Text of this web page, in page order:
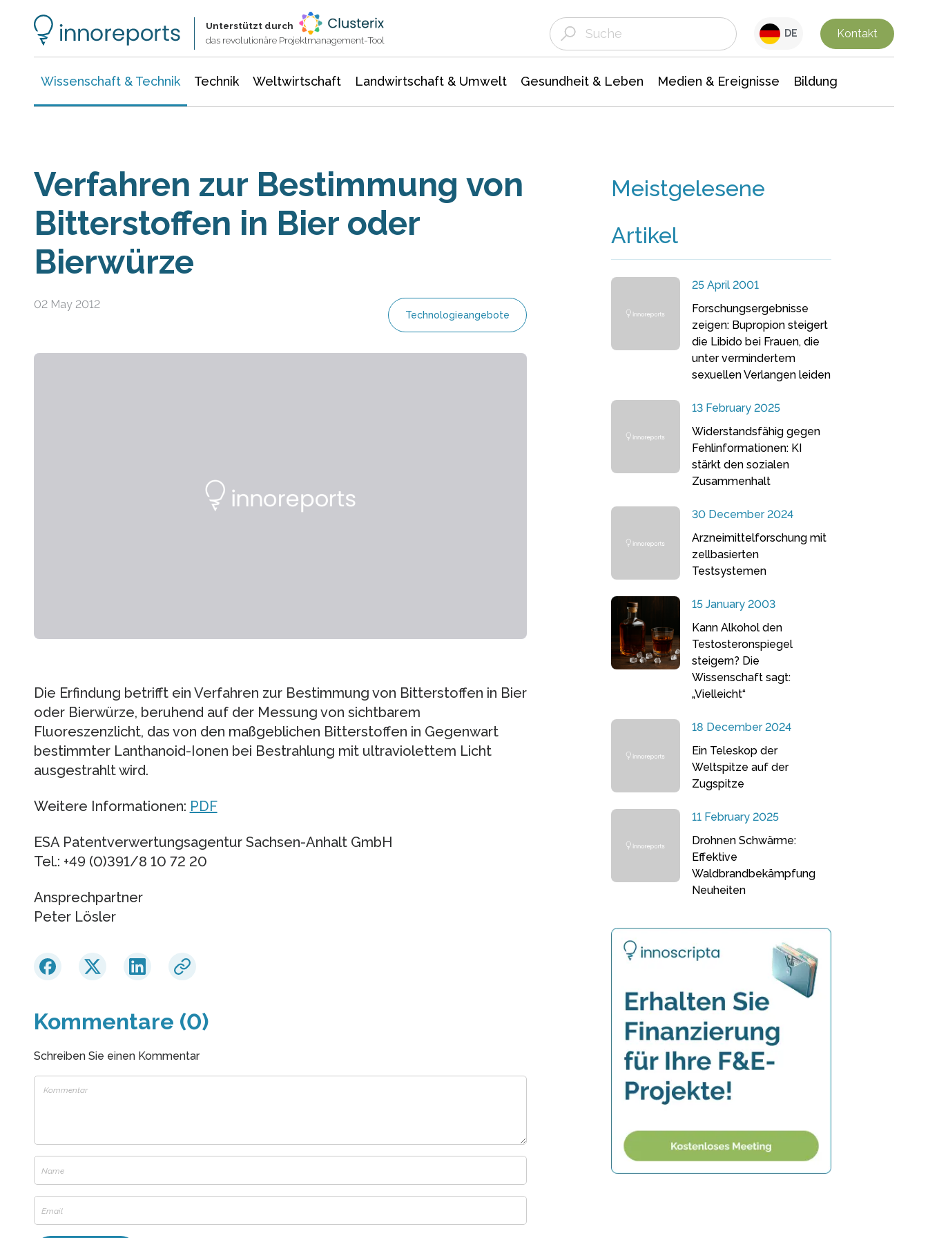
Unterstützt durch
das revolutionäre Projektmanagement-Tool
DE Kontakt
Wissenschaft & Technik Technik Weltwirtschaft Landwirtschaft & Umwelt Gesundheit & Leben Medien & Ereignisse Bildung
Verfahren zur Bestimmung von
Bitterstoffen in Bier oder
Bierwürze
02 May 2012
Technologieangebote
Die Erfindung betrifft ein Verfahren zur Bestimmung von Bitterstoffen in Bier
oder Bierwürze, beruhend auf der Messung von sichtbarem
Fluoreszenzlicht, das von den maßgeblichen Bitterstoffen in Gegenwart
bestimmter Lanthanoid-Ionen bei Bestrahlung mit ultraviolettem Licht
ausgestrahlt wird.
Weitere Informationen: PDF
ESA Patentverwertungsagentur Sachsen-Anhalt GmbH
Tel.: +49 (0)391/8 10 72 20
Ansprechpartner
Peter Lösler
Kommentare (0)
Schreiben Sie einen Kommentar
Meistgelesene
Artikel
25 April 2001
Forschungsergebnisse
zeigen: Bupropion steigert
die Libido bei Frauen, die
unter vermindertem
sexuellen Verlangen leiden
13 February 2025
Widerstandsfähig gegen
Fehlinformationen: KI
stärkt den sozialen
Zusammenhalt
30 December 2024
Arzneimittelforschung mit
zellbasierten
Testsystemen
15 January 2003
Kann Alkohol den
Testosteronspiegel
steigern? Die
Wissenschaft sagt:
„Vielleicht“
18 December 2024
Ein Teleskop der
Weltspitze auf der
Zugspitze
11 February 2025
Drohnen Schwärme:
Effektive
Waldbrandbekämpfung
Neuheiten